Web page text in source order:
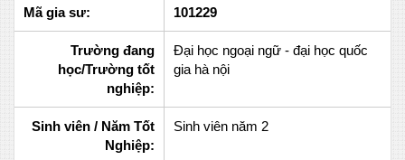
Mã gia sư: 101229
Trường đang
học/Trường tốt
nghiệp:
Đại học ngoại ngữ - đại học quốc
gia hà nội
Sinh viên / Năm Tốt
Nghiệp:
Sinh viên năm 2